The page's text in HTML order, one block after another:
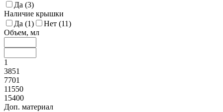
Да (3)
Наличие крышки
Да (1) Нет (11)
Объем, мл
1
3851
7701
11550
15400
Доп. материал